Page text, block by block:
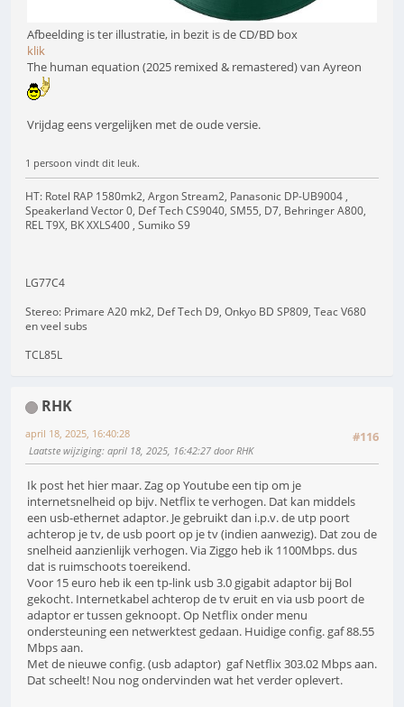
Afbeelding is ter illustratie, in bezit is de CD/BD box
klik
The human equation (2025 remixed & remastered) van Ayreon
Vrijdag eens vergelijken met de oude versie.
1 persoon vindt dit leuk.
HT: Rotel RAP 1580mk2, Argon Stream2, Panasonic DP-UB9004 ,
Speakerland Vector 0, Def Tech CS9040, SM55, D7, Behringer A800,
REL T9X, BK XXLS400 , Sumiko S9
LG77C4
Stereo: Primare A20 mk2, Def Tech D9, Onkyo BD SP809, Teac V680
en veel subs
TCL85L
RHK
#116
april 18, 2025, 16:40:28
Laatste wijziging: april 18, 2025, 16:42:27 door RHK
Ik post het hier maar. Zag op Youtube een tip om je
internetsnelheid op bijv. Netflix te verhogen. Dat kan middels
een usb-ethernet adaptor. Je gebruikt dan i.p.v. de utp poort
achterop je tv, de usb poort op je tv (indien aanwezig). Dat zou de
snelheid aanzienlijk verhogen. Via Ziggo heb ik 1100Mbps. dus
dat is ruimschoots toereikend.
Voor 15 euro heb ik een tp-link usb 3.0 gigabit adaptor bij Bol
gekocht. Internetkabel achterop de tv eruit en via usb poort de
adaptor er tussen geknoopt. Op Netflix onder menu
ondersteuning een netwerktest gedaan. Huidige config. gaf 88.55
Mbps aan.
Met de nieuwe config. (usb adaptor) gaf Netflix 303.02 Mbps aan.
Dat scheelt! Nou nog ondervinden wat het verder oplevert.